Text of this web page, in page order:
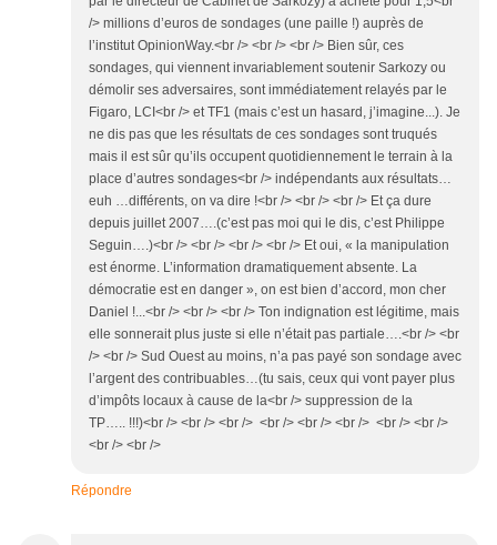
/> millions d’euros de sondages (une paille !) auprès de
l’institut OpinionWay.<br /> <br /> <br /> Bien sûr, ces
sondages, qui viennent invariablement soutenir Sarkozy ou
démolir ses adversaires, sont immédiatement relayés par le
Figaro, LCI<br /> et TF1 (mais c’est un hasard, j’imagine...). Je
ne dis pas que les résultats de ces sondages sont truqués
mais il est sûr qu’ils occupent quotidiennement le terrain à la
place d’autres sondages<br /> indépendants aux résultats…
euh …différents, on va dire !<br /> <br /> <br /> Et ça dure
depuis juillet 2007….(c’est pas moi qui le dis, c’est Philippe
Seguin….)<br /> <br /> <br /> <br /> Et oui, « la manipulation
est énorme. L’information dramatiquement absente. La
démocratie est en danger », on est bien d’accord, mon cher
Daniel !...<br /> <br /> <br /> Ton indignation est légitime, mais
elle sonnerait plus juste si elle n’était pas partiale….<br /> <br
/> <br /> Sud Ouest au moins, n’a pas payé son sondage avec
l’argent des contribuables…(tu sais, ceux qui vont payer plus
d’impôts locaux à cause de la<br /> suppression de la
TP….. !!!)<br /> <br /> <br /> <br /> <br /> <br /> <br /> <br />
<br /> <br />
Répondre